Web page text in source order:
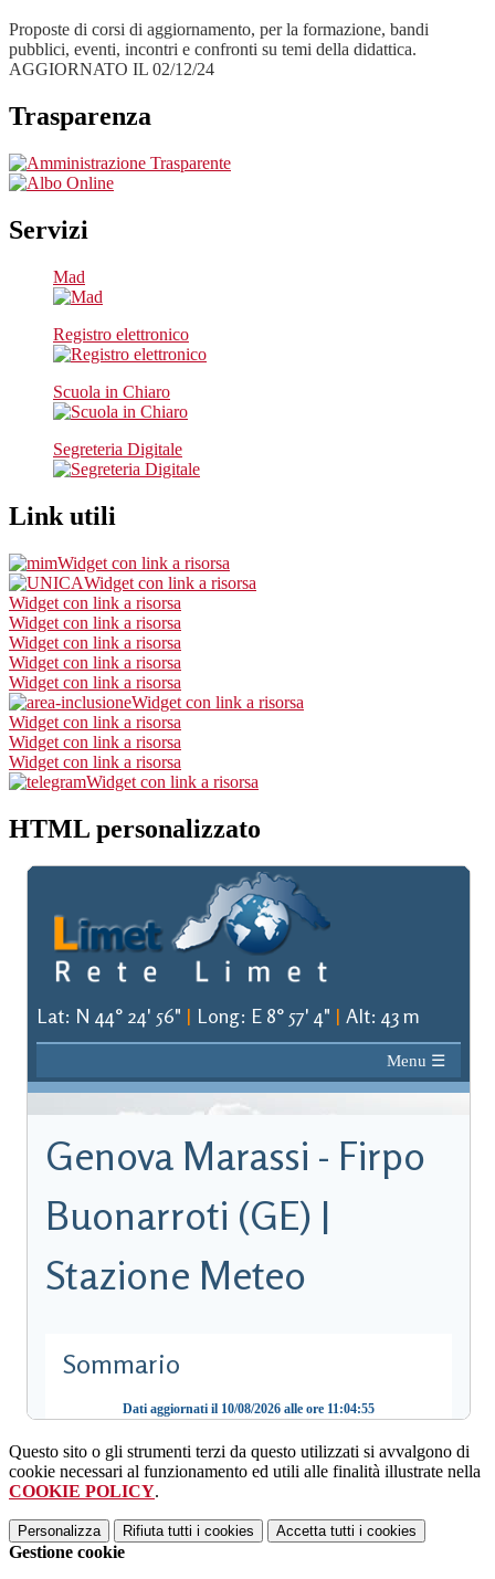
Proposte di corsi di aggiornamento, per la formazione, bandi
pubblici, eventi, incontri e confronti su temi della didattica.
AGGIORNATO IL 02/12/24
Trasparenza
Servizi
Mad
Registro elettronico
Scuola in Chiaro
Segreteria Digitale
Link utili
Widget con link a risorsa
Widget con link a risorsa
Widget con link a risorsa
Widget con link a risorsa
Widget con link a risorsa
Widget con link a risorsa
Widget con link a risorsa
Widget con link a risorsa
Widget con link a risorsa
Widget con link a risorsa
Widget con link a risorsa
Widget con link a risorsa
HTML personalizzato
Questo sito o gli strumenti terzi da questo utilizzati si avvalgono di
cookie necessari al funzionamento ed utili alle finalità illustrate nella
COOKIE POLICY.
Personalizza Rifiuta tutti i cookies Accetta tutti i cookies
Gestione cookie